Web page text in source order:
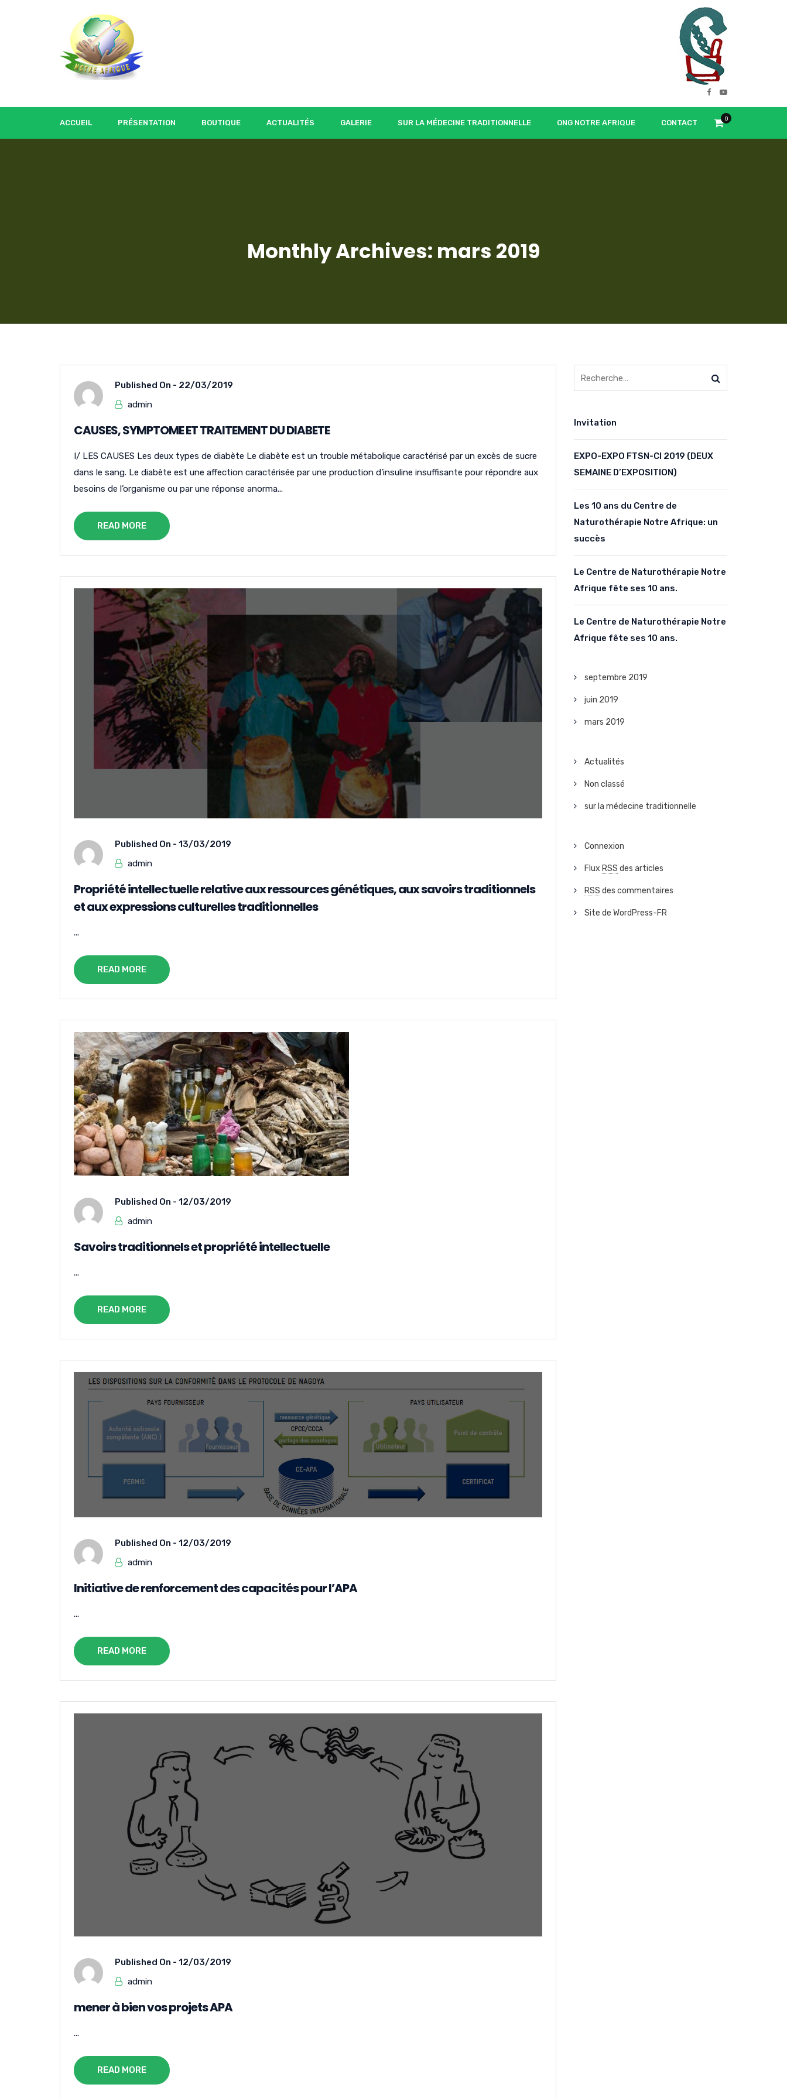
ACCUEIL PRÉSENTATION BOUTIQUE ACTUALITÉS GALERIE SUR LA MÉDECINE TRADITIONNELLE ONG NOTRE AFRIQUE CONTACT 0
Monthly Archives: mars 2019
Published On - 22/03/2019
admin
CAUSES, SYMPTOME ET TRAITEMENT DU DIABETE
I/ LES CAUSES Les deux types de diabète Le diabète est un trouble métabolique caractérisé par un excès de sucre
dans le sang. Le diabète est une affection caractérisée par une production d’insuline insuffisante pour répondre aux
besoins de l’organisme ou par une réponse anorma...
READ MORE
Published On - 13/03/2019
admin
Propriété intellectuelle relative aux ressources génétiques, aux savoirs traditionnels
et aux expressions culturelles traditionnelles
...
READ MORE
Published On - 12/03/2019
admin
Savoirs traditionnels et propriété intellectuelle
...
READ MORE
Published On - 12/03/2019
admin
Initiative de renforcement des capacités pour l’APA
...
READ MORE
Published On - 12/03/2019
admin
mener à bien vos projets APA
...
READ MORE
Invitation
EXPO-EXPO FTSN-CI 2019 (DEUX
SEMAINE D’EXPOSITION)
Les 10 ans du Centre de
Naturothérapie Notre Afrique: un
succès
Le Centre de Naturothérapie Notre
Afrique fête ses 10 ans.
Le Centre de Naturothérapie Notre
Afrique fête ses 10 ans.
septembre 2019
juin 2019
mars 2019
Actualités
Non classé
sur la médecine traditionnelle
Connexion
Flux RSS des articles
RSS des commentaires
Site de WordPress-FR